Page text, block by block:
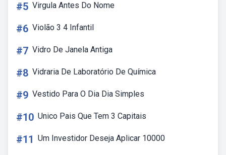
#5 Virgula Antes Do Nome
#6 Violão 3 4 Infantil
#7 Vidro De Janela Antiga
#8 Vidraria De Laboratório De Química
#9 Vestido Para O Dia Dia Simples
#10 Unico Pais Que Tem 3 Capitais
#11 Um Investidor Deseja Aplicar 10000